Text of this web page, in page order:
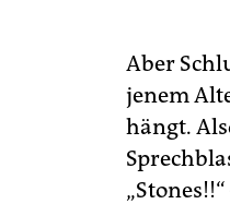
Aber
jenem
hängt.
„Stones!!“